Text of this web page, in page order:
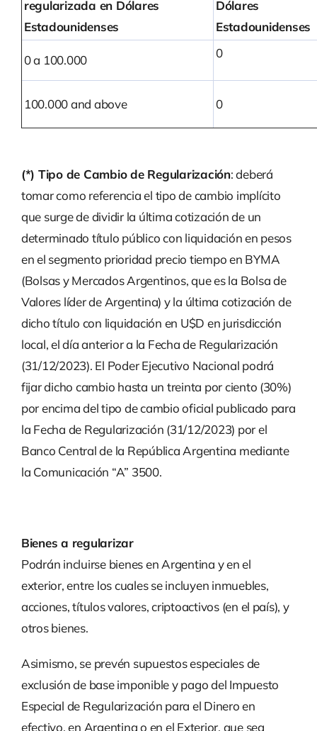
regularizada en Dólares
Estadounidenses
Dólares
Estadounidenses
0 a 100.000 0
100.000 and above 0
(*) Tipo de Cambio de Regularización: deberá
tomar como referencia el tipo de cambio implícito
que surge de dividir la última cotización de un
determinado título público con liquidación en pesos
en el segmento prioridad precio tiempo en BYMA
(Bolsas y Mercados Argentinos, que es la Bolsa de
Valores líder de Argentina) y la última cotización de
dicho título con liquidación en U$D en jurisdicción
local, el día anterior a la Fecha de Regularización
(31/12/2023). El Poder Ejecutivo Nacional podrá
fijar dicho cambio hasta un treinta por ciento (30%)
por encima del tipo de cambio oficial publicado para
la Fecha de Regularización (31/12/2023) por el
Banco Central de la República Argentina mediante
la Comunicación “A” 3500.
Bienes a regularizar
Podrán incluirse bienes en Argentina y en el
exterior, entre los cuales se incluyen inmuebles,
acciones, títulos valores, criptoactivos (en el país), y
otros bienes.
Asimismo, se prevén supuestos especiales de
exclusión de base imponible y pago del Impuesto
Especial de Regularización para el Dinero en
efectivo, en Argentina o en el Exterior, que sea